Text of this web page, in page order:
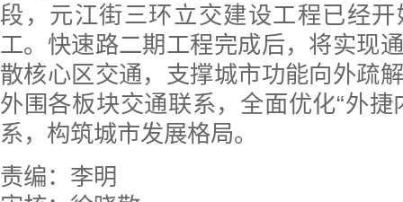
段，元江街三环立交建设工程已经
工。快速路二期工程完成后，将实现
散核心区交通，支撑城市功能向外疏
外围各板块交通联系，全面优化“外捷
系，构筑城市发展格局。
责编：李明